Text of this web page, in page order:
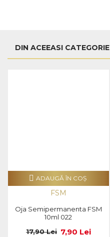
DIN ACEEASI CATEGORIE
FSM
Oja Semipermanenta FSM
10ml 022
7,90 Lei
17,90 Lei
ADAUGĂ ÎN COŞ